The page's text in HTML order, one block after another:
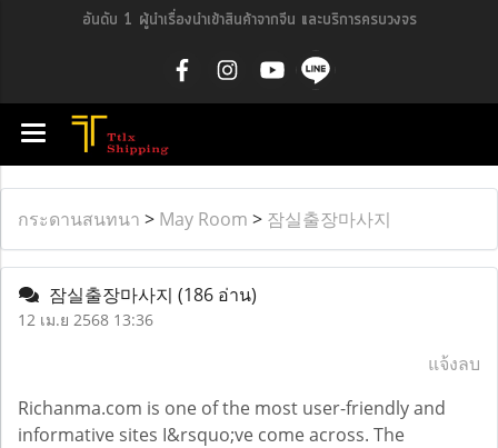
อันดับ 1 ผู้นำเรื่องนำเข้าสินค้าจากจีน และบริการครบวงจร
กระดานสนทนา > May Room > 잠실출장마사지
잠실출장마사지 (186 อ่าน)
12 เม.ย 2568 13:36
แจ้งลบ
Richanma.com is one of the most user-friendly and
informative sites I&rsquo;ve come across. The